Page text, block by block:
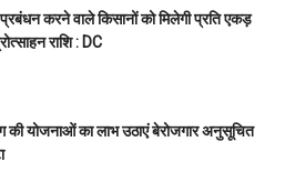
करने वाले किसानों को मिलेगी प्रति एकड़
राशि : DC
की योजनाओं का लाभ उठाएं बेरोजगार अनुसूचित